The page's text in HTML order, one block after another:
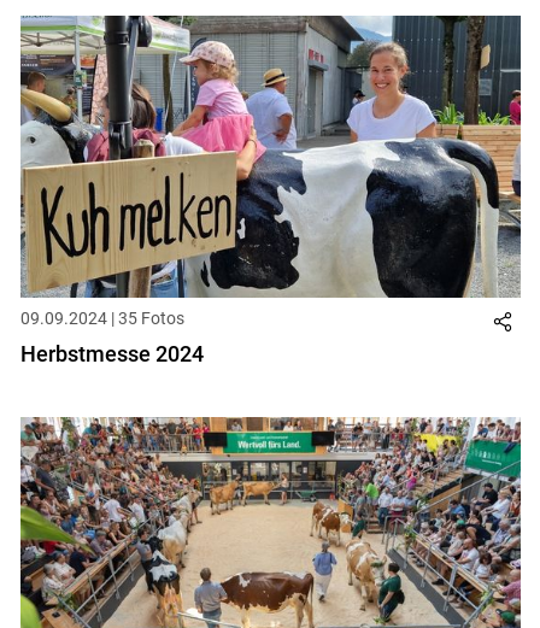
09.09.2024 | 35 Fotos
Herbstmesse 2024